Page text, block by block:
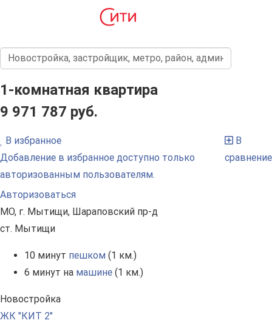
1-комнатная квартира
9 971 787 руб.
В избранное
Добавление в избранное доступно только
авторизованным пользователям.
Авторизоваться
В
сравнение
МО, г. Мытищи, Шараповский пр-д
ст. Мытищи
10 минут пешком (1 км.)
6 минут на машине (1 км.)
Новостройка
ЖК "КИТ 2"